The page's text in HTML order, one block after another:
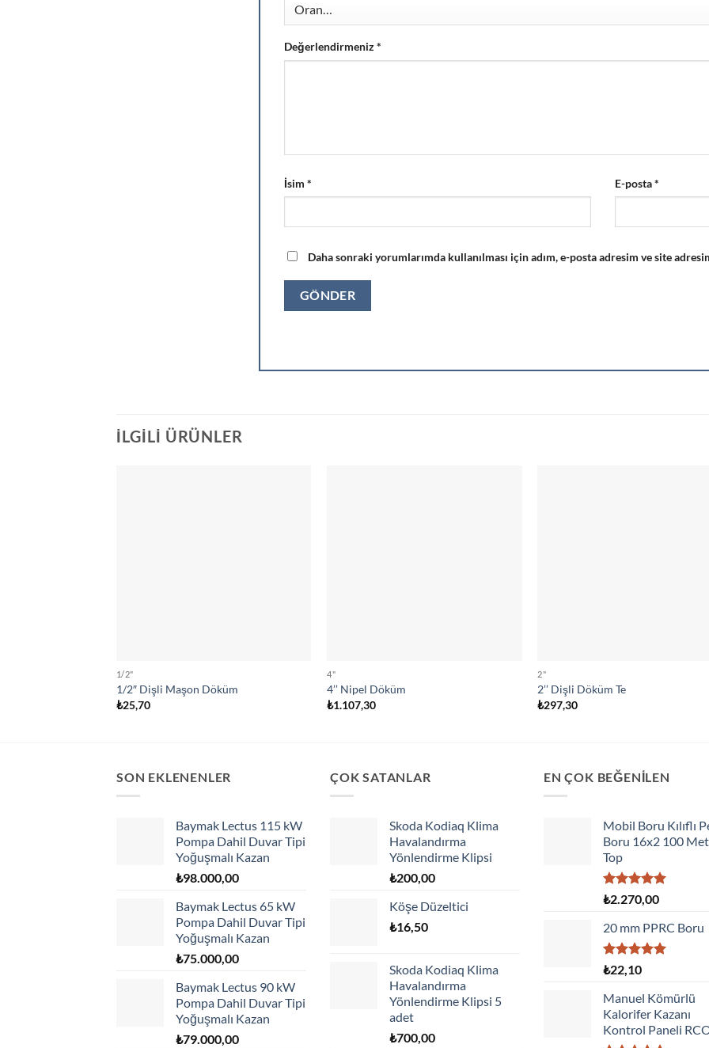
Değerlendirmeniz*
İsim * E-posta*
Daha sonraki yorumlarımda kullanılması için adım, e-posta adresim ve site
İLGILI ÜRÜNLER
1/2"
1/2″ Dişli Maşon Döküm
₺25,70
4"
4’’ Nipel Döküm
₺1.107,30
2"
2’’ Dişli Döküm Te
₺297,30
SON EKLENENLER
Baymak Lectus 115 kW
Pompa Dahil Duvar Tipi
Yoğuşmalı Kazan
₺98.000,00
Baymak Lectus 65 kW
Pompa Dahil Duvar Tipi
Yoğuşmalı Kazan
₺75.000,00
Baymak Lectus 90 kW
Pompa Dahil Duvar Tipi
Yoğuşmalı Kazan
₺79.000,00
ÇOK SATANLAR
Skoda Kodiaq Klima
Havalandırma
Yönlendirme Klipsi
₺200,00
Köşe Düzeltici
₺16,50
Skoda Kodiaq Klima
Havalandırma
Yönlendirme Klipsi 5
adet
₺700,00
EN ÇOK BEĞENİLEN
Mobil Boru Kılıflı
Boru 16x2 100
Top
5 üzerinden
oy
aldı
₺2.270,00
20 mm PPRC Boru
5 üzerinden
5.00oy
aldı
₺22,10
Manuel Kömürlü
Kalorifer Kazanı
Kontrol Paneli